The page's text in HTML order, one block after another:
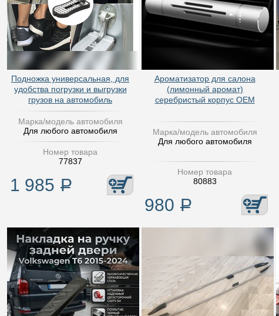
Подножка универсальная, для
удобства погрузки и выгрузки
грузов на автомобиль
Марка/модель автомобиля
Для любого автомобиля
Номер товара
77837
1 985 Р
Ароматизатор для салона
(лимонный аромат)
серебристый корпус OEM
Марка/модель автомобиля
Для любого автомобиля
Номер товара
80883
980 Р